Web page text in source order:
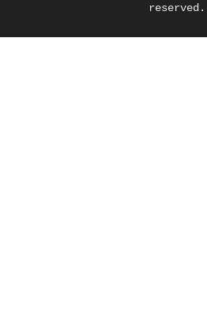
reserved.